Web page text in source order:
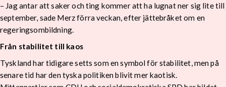
– Jag antar att saker och ting kommer att ha lugnat ner sig lite till
september, sade Merz förra veckan, efter jättebråket om en
regeringsombildning.
Från stabilitet till kaos
Tyskland har tidigare setts som en symbol för stabilitet, men på
senare tid har den tyska politiken blivit mer kaotisk.